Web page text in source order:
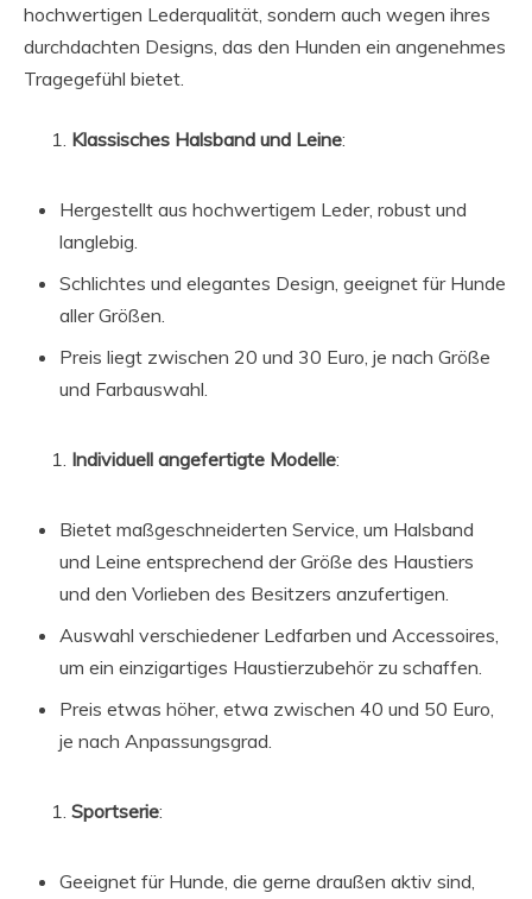
hochwertigen Lederqualität, sondern auch wegen ihres
durchdachten Designs, das den Hunden ein angenehmes
Tragegefühl bietet.
Klassisches Halsband und Leine:
Hergestellt aus hochwertigem Leder, robust und
langlebig.
Schlichtes und elegantes Design, geeignet für Hunde
aller Größen.
Preis liegt zwischen 20 und 30 Euro, je nach Größe
und Farbauswahl.
Individuell angefertigte Modelle:
Bietet maßgeschneiderten Service, um Halsband
und Leine entsprechend der Größe des Haustiers
und den Vorlieben des Besitzers anzufertigen.
Auswahl verschiedener Ledfarben und Accessoires,
um ein einzigartiges Haustierzubehör zu schaffen.
Preis etwas höher, etwa zwischen 40 und 50 Euro,
je nach Anpassungsgrad.
Sportserie:
Geeignet für Hunde, die gerne draußen aktiv sind,